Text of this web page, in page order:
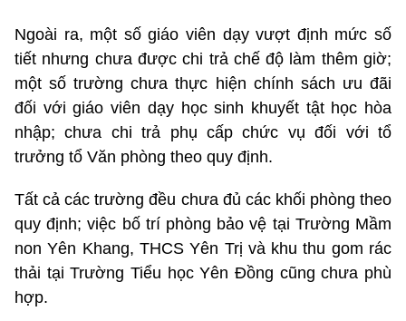
Ngoài ra, một số giáo viên dạy vượt định mức số
tiết nhưng chưa được chi trả chế độ làm thêm giờ;
một số trường chưa thực hiện chính sách ưu đãi
đối với giáo viên dạy học sinh khuyết tật học hòa
nhập; chưa chi trả phụ cấp chức vụ đối với tổ
trưởng tổ Văn phòng theo quy định.
Tất cả các trường đều chưa đủ các khối phòng theo
quy định; việc bố trí phòng bảo vệ tại Trường Mầm
non Yên Khang, THCS Yên Trị và khu thu gom rác
thải tại Trường Tiểu học Yên Đồng cũng chưa phù
hợp.